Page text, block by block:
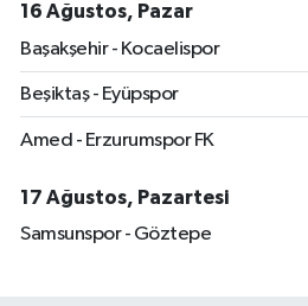
16 Ağustos, Pazar
Başakşehir - Kocaelispor
Beşiktaş - Eyüpspor
Amed - Erzurumspor FK
17 Ağustos, Pazartesi
Samsunspor - Göztepe